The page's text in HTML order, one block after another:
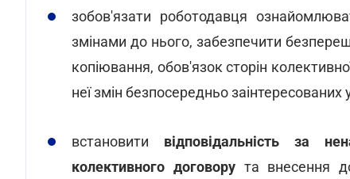
зобов'язати роботодавця
змінами до нього, забезпечити
копіювання, обов'язок сторін
неї змін безпосередньо заінтересованих
встановити відповідальність за
колективного договору та внесення